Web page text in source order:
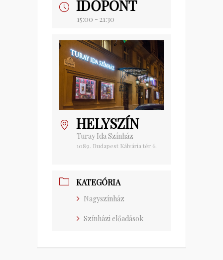
IDŐPONT
15:00 - 21:30
HELYSZÍN
Turay Ida Színház
1089. Budapest Kálvária tér 6.
KATEGÓRIA
Nagyszínház
Színházi előadások